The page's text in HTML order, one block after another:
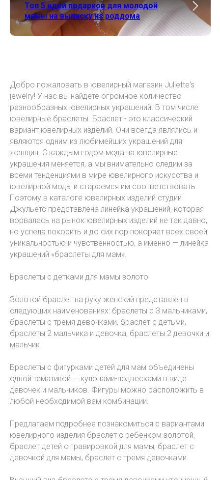
Топ 5 идей подарков для молодой
мамы на выписку из роддома
Добро пожаловать в ювелирный магазин Juliette's
jewelry! У нас вы найдете огромное количество
разнообразных ювелирных украшений. В том числе
ювелирные браслеты. Браслет - это классический
вариант ювелирных изделий. Они всегда являлись и
являются одним из любимейших украшений для
женщин. С каждым годом мода на ювелирные
украшения меняется, а мы внимательно следим за
всеми тенденциями в мире ювелирного искусства и
ювелирной моды и стараемся им соответствовать.
Поэтому в каталоге ювелирных изделий студии
Джульетс представлена линейка украшений, которая
ворвалась на рынок ювелирных изделий не так давно,
но успела покорить и до сих пор покоряет всех своей
уникальностью и чувственностью, а именно — линейка
украшений «браслеты для мам».
Браслеты с детками для мамы золото
Золотой браслет на руку женский представлен в
следующих наименованиях: браслеты с 3 мальчиками,
браслеты с тремя девочками, браслет с детьми,
браслеты 2 мальчика и девочка, браслеты 2 девочки и
мальчик.
Браслеты с фигурками детей для мам объединены
одной тематикой — кулонами-подвесками в виде
девочек и мальчиков. Фигуры можно расположить в
любой необходимой вам комбинации.
Предлагаем подробнее познакомиться с вариантами
ювелирного изделия браслет с ребенком золотой,
браслет детей с гравировкой для мамы, браслет с
девочкой для мамы, браслет с тремя девочками.